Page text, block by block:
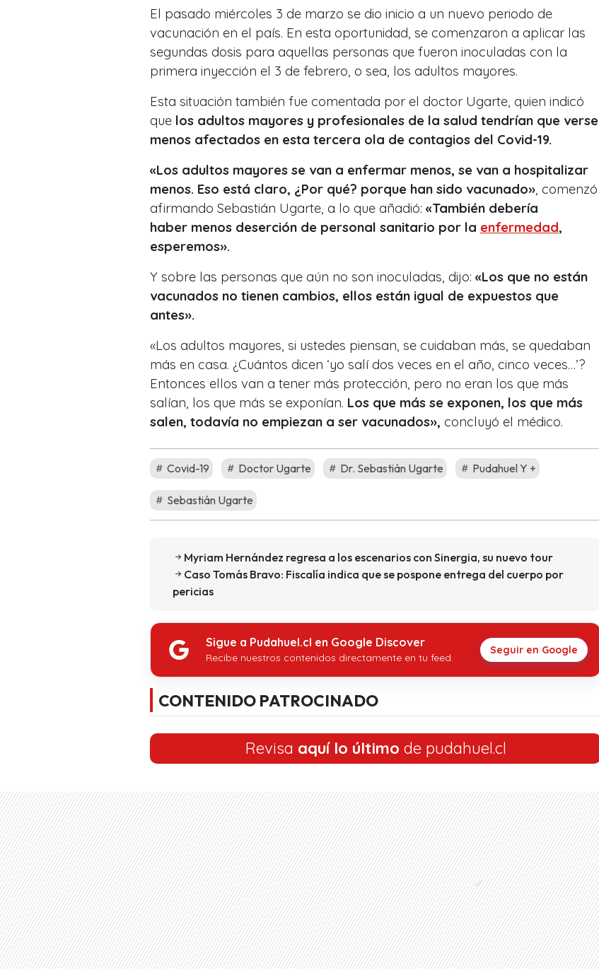
El pasado miércoles 3 de marzo se dio inicio a un nuevo periodo de
vacunación en el país. En esta oportunidad, se comenzaron a aplicar las
segundas dosis para aquellas personas que fueron inoculadas con la
primera inyección el 3 de febrero, o sea, los adultos mayores.
Esta situación también fue comentada por el doctor Ugarte, quien indicó
que los adultos mayores y profesionales de la salud tendrían que verse
menos afectados en esta tercera ola de contagios del Covid-19.
«Los adultos mayores se van a enfermar menos, se van a hospitalizar
menos. Eso está claro, ¿Por qué? porque han sido vacunado» , comenzó
afirmando Sebastián Ugarte, a lo que añadió: «También debería
haber menos deserción de personal sanitario por la enfermedad,
esperemos».
Y sobre las personas que aún no son inoculadas, dijo: «Los que no están
vacunados no tienen cambios, ellos están igual de expuestos que
antes».
«Los adultos mayores, si ustedes piensan, se cuidaban más, se quedaban
más en casa. ¿Cuántos dicen ‘yo salí dos veces en el año, cinco veces…’?
Entonces ellos van a tener más protección, pero no eran los que más
salían, los que más se exponían. Los que más se exponen, los que más
salen, todavía no empiezan a ser vacunados», concluyó el médico.
Covid-19 Doctor Ugarte Dr. Sebastián Ugarte Pudahuel Y +
Sebastián Ugarte
Myriam Hernández regresa a los escenarios con Sinergia, su nuevo tour
Caso Tomás Bravo: Fiscalía indica que se pospone entrega del cuerpo por
pericias
Sigue a Pudahuel.cl en Google Discover
Recibe nuestros contenidos directamente en tu feed.
Seguir en Google
CONTENIDO PATROCINADO
Revisa aquí lo último de pudahuel.cl